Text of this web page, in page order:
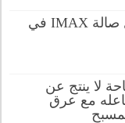
وزيرة الثقافة تفتتح أول صالة IMAX في
لا ينتج عن
مع عرق